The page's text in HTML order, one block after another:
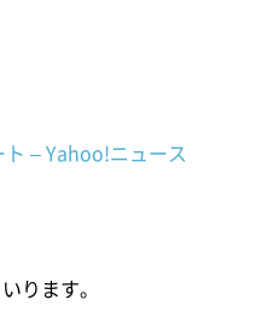
– Yahoo!ニュース
ります。